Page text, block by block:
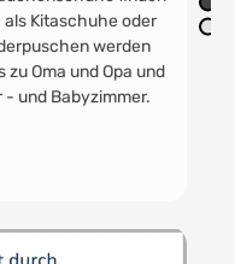
Krabbelschuhe aus
Rindsleder bieten
höchsten Komfort.
dem geteilten
die ersten Schritte